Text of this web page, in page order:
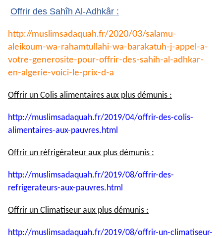
Offrir des Sahîh Al-Adhkâr :
http://muslimsadaquah.fr/2020/03/salamu-
aleikoum-wa-rahamtullahi-wa-barakatuh-j-appel-a-
votre-generosite-pour-offrir-des-sahih-al-adhkar-
en-algerie-voici-le-prix-d-a
Offrir un Colis alimentaires aux plus démunis :
http://muslimsadaquah.fr/2019/04/offrir-des-colis-
alimentaires-aux-pauvres.html
Offrir un réfrigérateur aux plus démunis :
http://muslimsadaquah.fr/2019/08/offrir-des-
refrigerateurs-aux-pauvres.html
Offrir un Climatiseur aux plus démunis :
http://muslimsadaquah.fr/2019/08/offrir-un-climatiseur-